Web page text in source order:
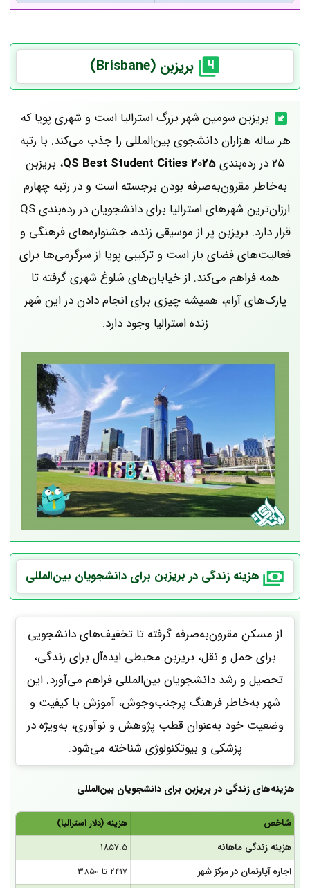
بریزبن (Brisbane)
بریزبن سومین شهر بزرگ استرالیا است و شهری پویا که
هر ساله هزاران دانشجوی بین‌المللی را جذب می‌کند. با رتبه
25 در رده‌بندی
QS Best Student Cities 2025، بریزبن
به‌خاطر مقرون‌به‌صرفه بودن برجسته است و در رتبه چهارم
ارزان‌ترین شهرهای استرالیا برای دانشجویان در رده‌بندی QS
قرار دارد. بریزبن پر از موسیقی زنده، جشنواره‌های فرهنگی و
فعالیت‌های فضای باز است و ترکیبی پویا از سرگرمی‌ها برای
همه فراهم می‌کند. از خیابان‌های شلوغ شهری گرفته تا
پارک‌های آرام، همیشه چیزی برای انجام دادن در این شهر
زنده استرالیا وجود دارد.
هزینه زندگی در بریزبن برای دانشجویان بین‌المللی
از مسکن مقرون‌به‌صرفه گرفته تا تخفیف‌های دانشجویی
برای حمل و نقل، بریزبن محیطی ایده‌آل برای زندگی،
تحصیل و رشد دانشجویان بین‌المللی فراهم می‌آورد. این
شهر به‌خاطر فرهنگ پرجنب‌وجوش، آموزش با کیفیت و
وضعیت خود به‌عنوان قطب پژوهش و نوآوری، به‌ویژه در
پزشکی و بیوتکنولوژی شناخته می‌شود.
هزینه‌های زندگی در بریزبن برای دانشجویان بین‌المللی
شاخص
هزینه (دلار استرالیا)
هزینه زندگی ماهانه
1857.5
اجاره آپارتمان در مرکز شهر
2417 تا 3850